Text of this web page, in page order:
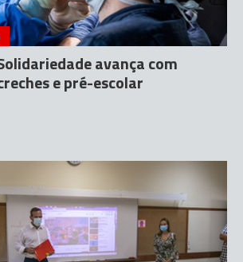
avança com
e pré-escolar